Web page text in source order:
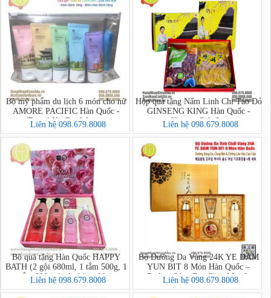
Bộ mỹ phẩm du lịch 6 món cho nữ
AMORE PACIFIC Hàn Quốc -
Travel Kit For Women
Liên hệ 098.679.8008
Hộp quà tặng Nấm Linh Chi Táo Đỏ
GINSENG KING Hàn Quốc -
Korean Gift Set
Liên hệ 098.679.8008
Bộ quà tặng Hàn Quốc HAPPY
BATH (2 gội 680ml, 1 tắm 500g, 1
tắm 200g, 1 xà phòng 80g)
Liên hệ 098.679.8008
Bộ Dưỡng Da Vàng 24K YE DAM
YUN BIT 8 Món Hàn Quốc –
Dưỡng Sáng Da, Căng Mịn &
Chống Lão Hóa Cao Cấp
Liên hệ 098.679.8008